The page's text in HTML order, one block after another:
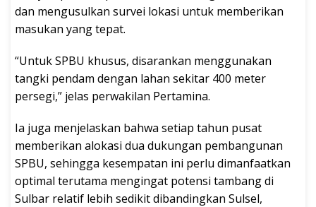
dan mengusulkan survei lokasi untuk memberikan
masukan yang tepat.
“Untuk SPBU khusus, disarankan menggunakan
tangki pendam dengan lahan sekitar 400 meter
persegi,” jelas perwakilan Pertamina.
Ia juga menjelaskan bahwa setiap tahun pusat
memberikan alokasi dua dukungan pembangunan
SPBU, sehingga kesempatan ini perlu dimanfaatkan
optimal terutama mengingat potensi tambang di
Sulbar relatif lebih sedikit dibandingkan Sulsel,